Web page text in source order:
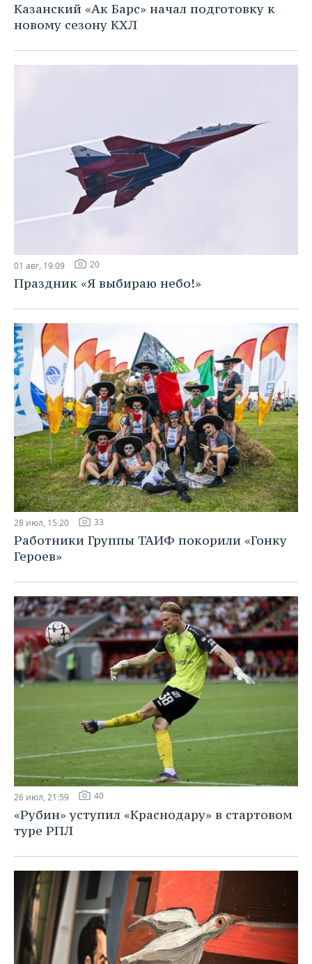
Казанский «Ак Барс» начал подготовку к
новому сезону КХЛ
01 авг, 19:09 20
Праздник «Я выбираю небо!»
28 июл, 15:20 33
Работники Группы ТАИФ покорили «Гонку
Героев»
26 июл, 21:59 40
«Рубин» уступил «Краснодару» в стартовом
туре РПЛ